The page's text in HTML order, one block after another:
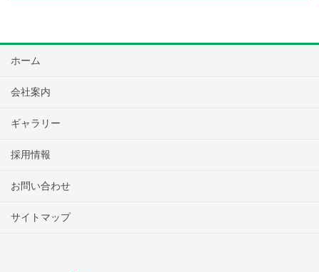
ホーム
会社案内
ギャラリー
採用情報
お問い合わせ
サイトマップ